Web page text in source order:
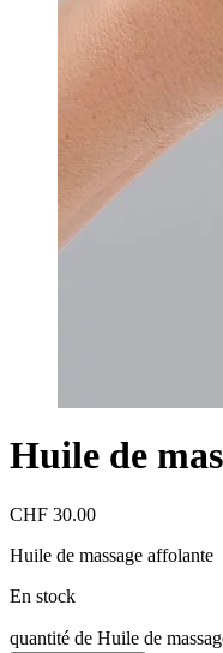
Huile de
CHF 30.00
Huile de massage affolante
En stock
quantité de Huile de